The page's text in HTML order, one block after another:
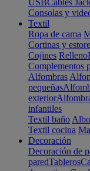
USBCables
Consolas y
Textil
Ropa de cama
Cortinas y
Cojines Relleno
Complementos
Alfombras
pequeñas
exterior
infantiles
Textil baño
Textil cocina
Decoración
Decoración de
paredTableros